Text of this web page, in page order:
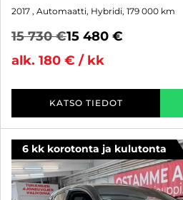
2017 , Automaatti, Hybridi, 179 000 km
15 730 €15 480 €
alk. 180 € / kk
KATSO TIEDOT
6 kk korotonta ja kulutonta